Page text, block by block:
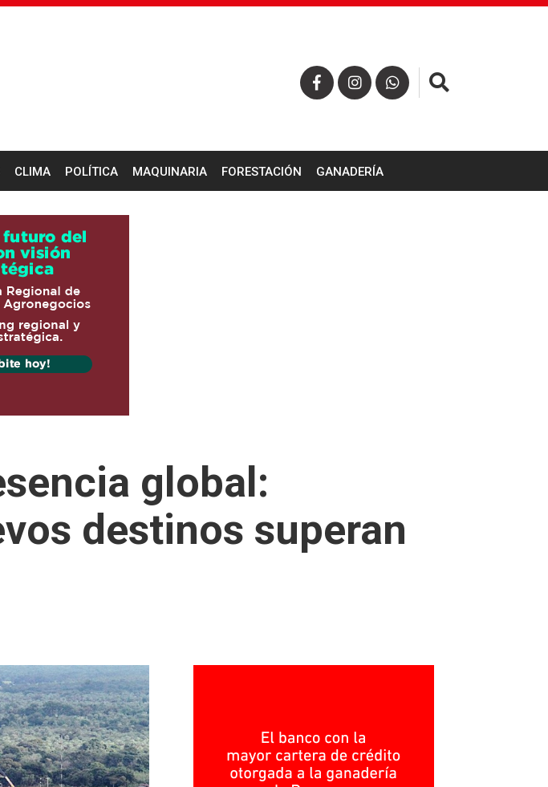
CLIMA POLÍTICA MAQUINARIA FORESTACIÓN GANADERÍA
global:
destinos superan